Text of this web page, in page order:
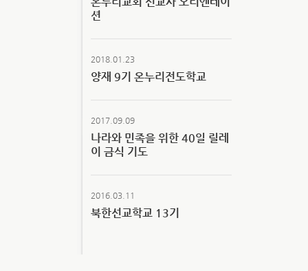
션
2018.01.23
양재 9기 온누리전도학교
2017.09.09
나라와 민족을 위한 40일 릴레
이 금식 기도
2016.03.11
북한선교학교 13기